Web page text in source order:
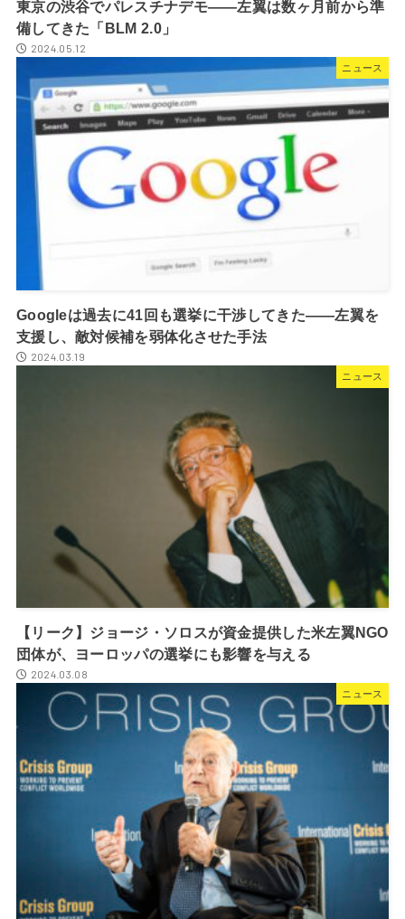
東京の渋谷でパレスチナデモ――左翼は数ヶ月前から準
備してきた「BLM 2.0」
2024.05.12
ニュース
Googleは過去に41回も選挙に干渉してきた――左翼を
支援し、敵対候補を弱体化させた手法
2024.03.19
ニュース
【リーク】ジョージ・ソロスが資金提供した米左翼NGO
団体が、ヨーロッパの選挙にも影響を与える
2024.03.08
ニュース